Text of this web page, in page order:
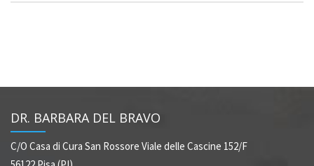
DR. BARBARA DEL BRAVO
C/O Casa di Cura San Rossore Viale delle Cascine 152/F